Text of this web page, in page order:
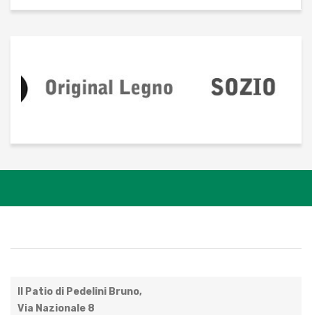
Il Patio di Pedelini Bruno,
Via Nazionale 8